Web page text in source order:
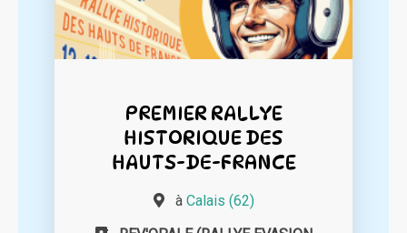
PREMIER RALLYE
HISTORIQUE DES
HAUTS-DE-FRANCE
à Calais (62)